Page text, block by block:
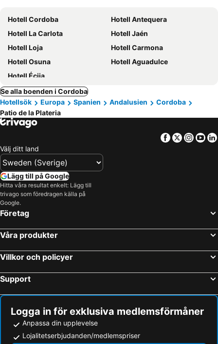
Hotell Cordoba
Hotell Antequera
Hotell La Carlota
Hotell Jaén
Hotell Loja
Hotell Carmona
Hotell Osuna
Hotell Aguadulce
Hotell Écija
Se alla boenden i Cordoba
Hotellsök
Europa Spanien Andalusien
Cordoba
Patio de la Plateria
Facebook
Twitter
Välj ditt land
Lägg till på Google
Hitta våra resultat enkelt: Lägg till
trivago som föredragen källa på
Google.
Företag
Våra produkter
Villkor och policyer
Support
Logga in för exklusiva medlemsförmåner
Anpassa din upplevelse
Lojalitetserbjudanden/medlemspriser